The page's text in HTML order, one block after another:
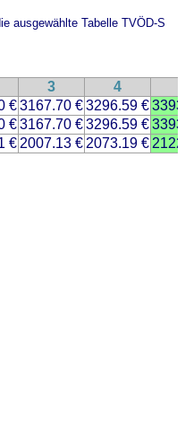
ausgewählte Tabelle TVÖD-S
3 4
€3167.70 €3296.59 €
€3167.70 €3296.59 €
€ 2007.13 € 2073.19 €